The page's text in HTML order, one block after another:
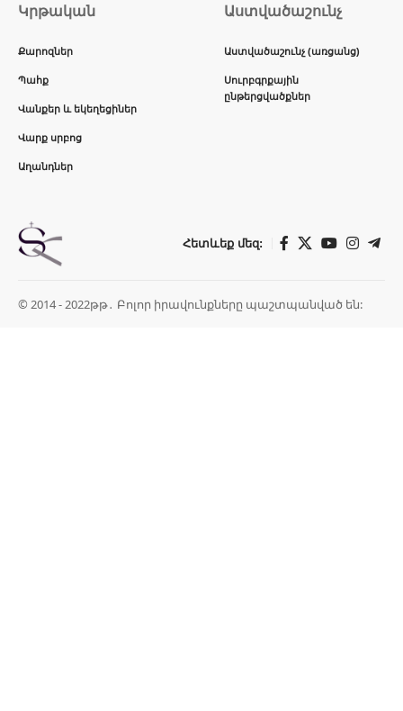
Կրթական
Քարոզներ
Պահք
Վանքեր և եկեղեցիներ
Վարք սրբոց
Աղանդներ
Աստվածաշունչ
Աստվածաշունչ (առցանց)
Սուրբգրքային
ընթերցվածքներ
Հետևեք մեզ:
© 2014 - 2022թթ․ Բոլոր իրավունքները պաշտպանված են: